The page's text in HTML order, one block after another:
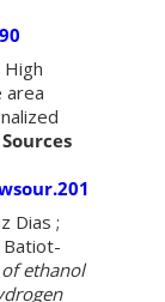
High
area
Dias ;
Batiot-
ethanol